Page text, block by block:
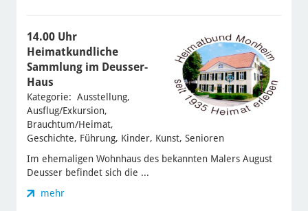
14.00 Uhr
Heimatkundliche
Sammlung im Deusser-
Haus
Kategorie: Ausstellung,
Ausflug/Exkursion,
Brauchtum/Heimat,
Geschichte, Führung, Kinder, Kunst, Senioren
Im ehemaligen Wohnhaus des bekannten Malers August
Deusser befindet sich die ...
mehr